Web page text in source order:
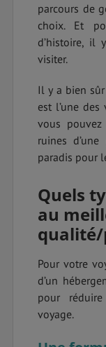
parcours de
choix. Et
d’histoire, il
visiter.
Il y a bien
est l’une
vous
ruines
paradis pour
Quels
au
qualité/
Pour votre
d’un
pour
voyage.